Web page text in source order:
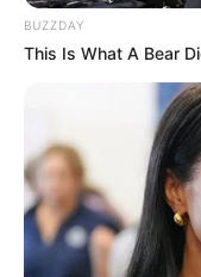
BUZZDAY
This Is What A Bear